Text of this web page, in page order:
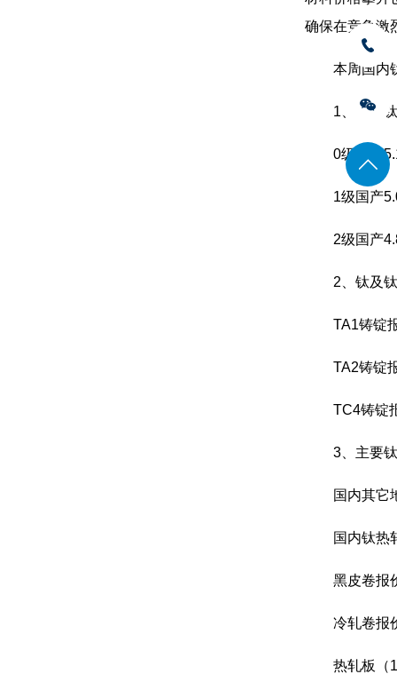
确保在竞争激
本周国内
1、海绵
0级国产
1级国产
2级国产
2、钛及
TA1铸锭
TA2铸锭
TC4铸锭
3、主要
国内其它
国内钛热
黑皮卷报
冷轧卷报
热轧板（